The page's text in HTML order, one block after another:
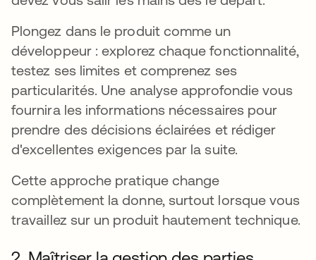
Plongez dans le produit comme un
développeur : explorez chaque fonctionnalité,
testez ses limites et comprenez ses
particularités. Une analyse approfondie vous
fournira les informations nécessaires pour
prendre des décisions éclairées et rédiger
d'excellentes exigences par la suite.
Cette approche pratique change
complètement la donne, surtout lorsque vous
travaillez sur un produit hautement technique.